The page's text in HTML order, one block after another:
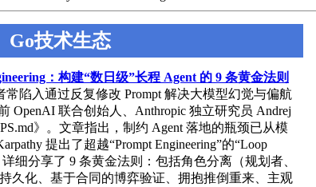
Go技术生态
：构建“数日级”长程 Agent 的 9 条黄金法则
陷入通过反复修改 Prompt 解决大模型幻觉与偏航
OpenAI 联合创始人、Anthropic 独立研究员 Andrej
》。文章指出，制约 Agent 落地的瓶颈已从模
提出了超越“Prompt Engineering”的“Loop
细分享了 9 条黄金法则：包括角色分离（规划者、
久化、基于合同的博弈验证、拥抱推倒重来、主观